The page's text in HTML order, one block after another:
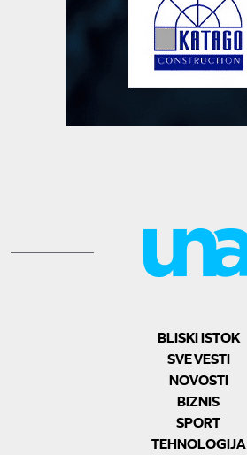
BLISKI ISTOK
SVE VESTI
NOVOSTI
BIZNIS
SPORT
TEHNOLOGIJA